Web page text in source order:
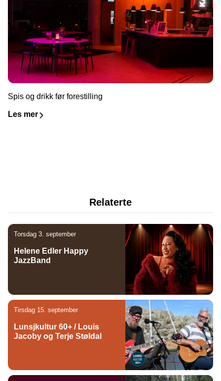
Spis og drikk før forestilling
Les mer
Relaterte
Torsdag 3. september
Helene Edler Happy
JazzBand
Tirsdag 15. september
Lunsjkultur 60+ / Louis
Jacoby og Terje Støldal